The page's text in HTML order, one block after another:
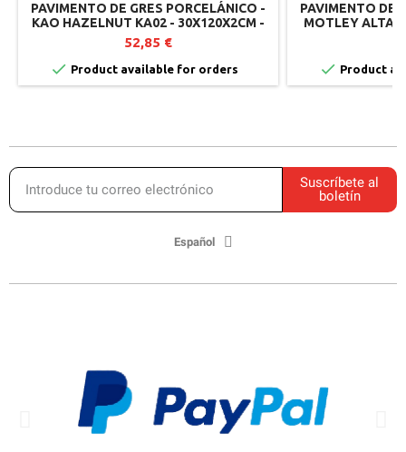
PAVIMENTO DE GRES PORCELÁNICO -
KAO HAZELNUT KA02 - 30X120X2CM -
MIRAGE (LOTE DE 2)
52,85 €
 Product available for orders
PAVIMENTO DE
MOTLEY
 Product
Suscríbete al
boletín
Español